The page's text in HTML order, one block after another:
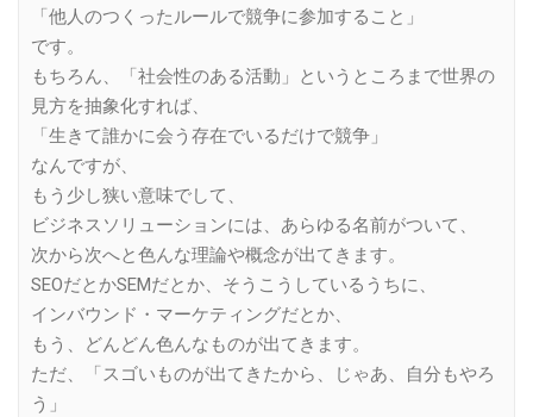
「他人のつくったルールで競争に参加すること」
です。
もちろん、「社会性のある活動」というところまで世界の
見方を抽象化すれば、
「生きて誰かに会う存在でいるだけで競争」
なんですが、
もう少し狭い意味でして、
ビジネスソリューションには、あらゆる名前がついて、
次から次へと色んな理論や概念が出てきます。
SEOだとかSEMだとか、そうこうしているうちに、
インバウンド・マーケティングだとか、
もう、どんどん色んなものが出てきます。
ただ、「スゴいものが出てきたから、じゃあ、自分もやろ
う」